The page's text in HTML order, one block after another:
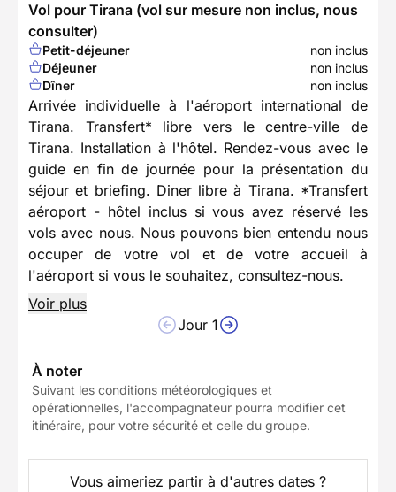
Vol pour Tirana (vol sur mesure non inclus, nous
consulter)
Petit-déjeuner
non inclus
Déjeuner
non inclus
Dîner
non inclus
Arrivée individuelle à l'aéroport international de
Tirana. Transfert* libre vers le centre-ville de
Tirana. Installation à l'hôtel. Rendez-vous avec le
guide en fin de journée pour la présentation du
séjour et briefing. Diner libre à Tirana. *Transfert
aéroport - hôtel inclus si vous avez réservé les
vols avec nous. Nous pouvons bien entendu nous
occuper de votre vol et de votre accueil à
l'aéroport si vous le souhaitez, consultez-nous.
Voir plus
Jour 1
À noter
Suivant les conditions météorologiques et
opérationnelles, l'accompagnateur pourra modifier cet
itinéraire, pour votre sécurité et celle du groupe.
Vous aimeriez partir à d'autres dates ?